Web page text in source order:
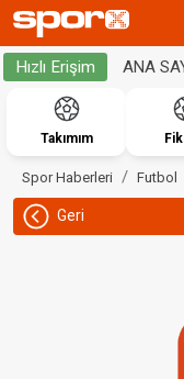
Hızlı Erişim ANA
Takımım
Spor Haberleri Futbol
Geri